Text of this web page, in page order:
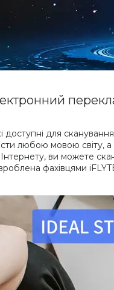
доступні для
любою мовою світу,
ви можете
фахівцями